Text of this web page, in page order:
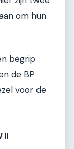
om hun
begrip
de BP
voor de
II